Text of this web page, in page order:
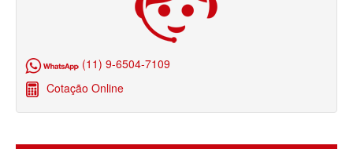
BIOVIDA PLANO DE SAÚDE FAMILIAR
(11) 9-6504-7109
Cotação Online